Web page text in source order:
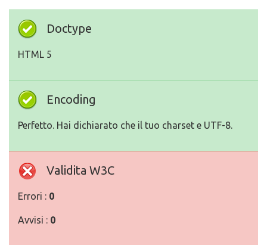
Doctype
HTML 5
Encoding
Perfetto. Hai dichiarato che il tuo charset e UTF-8.
Validita W3C
Errori : 0
Avvisi : 0